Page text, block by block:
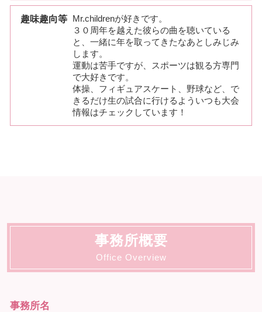
趣味趣向等
Mr.childrenが好きです。
３０周年を越えた彼らの曲を聴いている
と、一緒に年を取ってきたなあとしみじみ
します。
運動は苦手ですが、スポーツは観る方専門
で大好きです。
体操、フィギュアスケート、野球など、で
きるだけ生の試合に行けるよういつも大会
情報はチェックしています！
事務所概要
Office Overview
事務所名